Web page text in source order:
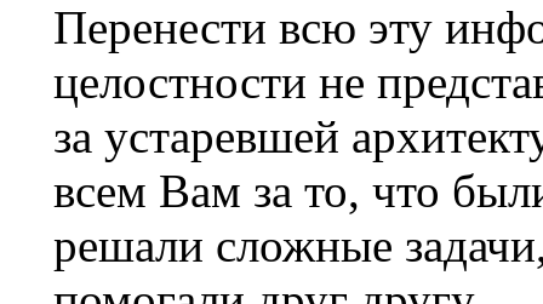
Перенести всю эту
целостности не
за устаревшей
всем Вам за то, что
решали сложные